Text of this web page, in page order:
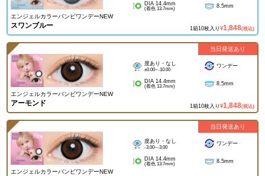
エンジェルカラーバンビワンデーNEW
スワンブルー
DIA 14.4mm
(着色 13.7mm) 8.5mm
1箱10枚入り ¥1,848(税込)
エンジェルカラーバンビワンデーNEW
アーモンド
度あり・なし
±0.00~-10.00
ワンデー
DIA 14.4mm
(着色 13.7mm) 8.5mm
1箱10枚入り ¥1,848(税込)
当日発送あり
エンジェルカラーバンビワンデーNEW
度あり・なし
-3.00~-3.00
ワンデー
DIA 14.4mm
(着色 13.7mm) 8.5mm
当日発送あり